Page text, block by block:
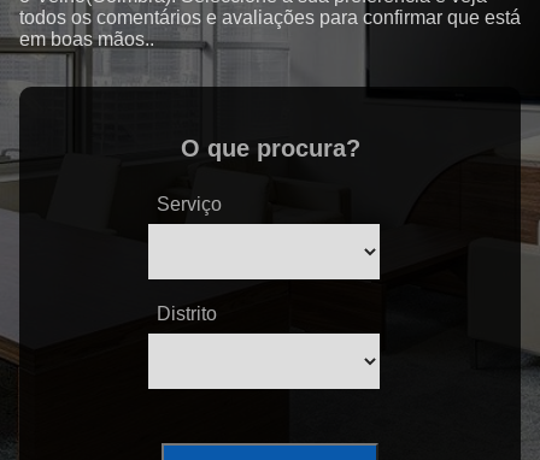
todos os comentários e avaliações para confirmar que está
em boas mãos..
O que procura?
Serviço
Distrito